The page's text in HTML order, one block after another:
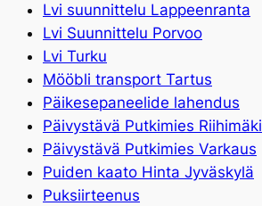
Lvi suunnittelu Lappeenranta
Lvi Suunnittelu Porvoo
Lvi Turku
Mööbli transport Tartus
Päikesepaneelide lahendus
Päivystävä Putkimies Riihimäki
Päivystävä Putkimies Varkaus
Puiden kaato Hinta Jyväskylä
Puksiirteenus